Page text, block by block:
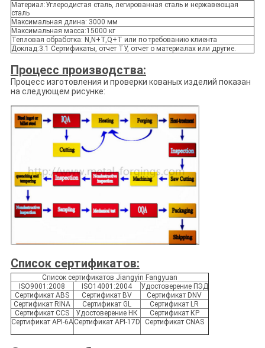
Материал:Углеродистая сталь, легированная сталь и нержавеющая
сталь
Максимальная длина: 3000 мм
Максимальная масса:15000 кг
Тепловая обработка: N,N+T,Q+T или по требованию клиента
Доклад:3.1 Сертификаты, отчет ТУ, отчет о материалах или другие.
Процесс производства:
Процесс изготовления и проверки кованых изделий показан
на следующем рисунке:
Список сертификатов:
Список сертификатов Jiangyin Fangyuan
ISO9001:2008
ISO14001:2004
Удостоверение ПЭД
Сертификат ABS
Сертификат BV
Сертификат DNV
Сертификат RINA
Сертификат GL
Сертификат LR
Сертификат CCS
Удостоверение НК
Сертификат КР
Сертификат API-6A Сертификат API-17D Сертификат CNAS